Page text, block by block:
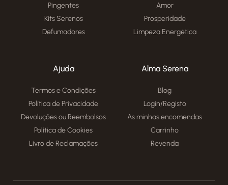
Pingentes
Kits Serenos
Defumadores
Amor
Prosperidade
Limpeza Energética
Ajuda
Termos e Condições
Política de Privacidade
Devoluções ou Reembolsos
Política de Cookies
Livro de Reclamações
Alma Serena
Blog
Login/Registo
As minhas encomendas
Carrinho
Revenda